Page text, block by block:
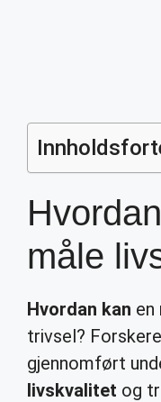
måle
Hvordan kan en
trivsel?
gjennomført
livskvalitet og